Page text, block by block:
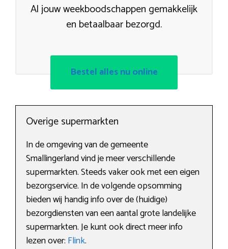
Al jouw weekboodschappen gemakkelijk
en betaalbaar bezorgd.
Bestel alles nu online
Overige supermarkten
In de omgeving van de gemeente
Smallingerland vind je meer verschillende
supermarkten. Steeds vaker ook met een eigen
bezorgservice. In de volgende opsomming
bieden wij handig info over de (huidige)
bezorgdiensten van een aantal grote landelijke
supermarkten. Je kunt ook direct meer info
lezen over: Flink.